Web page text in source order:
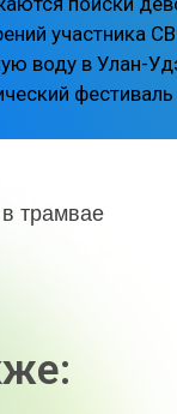
участника
воду в Улан-
фестиваль
трамвае